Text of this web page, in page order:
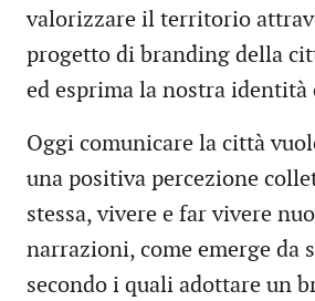
valorizzare il territorio
progetto di branding della
ed esprima la nostra identità
Oggi comunicare la città
una positiva percezione
stessa, vivere e far vivere
narrazioni, come emerge da
secondo i quali adottare un